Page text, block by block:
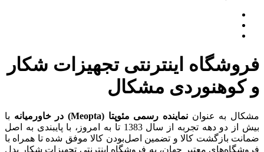
فروشگاه اینترنتی تجهیزات شکار
و کوهنوردی مشکال
مشکال به عنوان نماینده رسمی مئوپتا (Meopta) در خاورمیانه
با
بیش از دو دهه تجربه از سال 1383 تا به امروز، با پایبندی به اصل
ضمانت بازگشت کالا و تضمین اصل‌بودن کالا موفق شده تا همراه با
فروشگاه‌های معتبر جهان، به فروشگاه اینترنتی تجهیزات شکار بدل